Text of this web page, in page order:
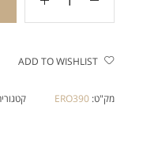
ADD TO WISHLIST
מק"ט:ERO390